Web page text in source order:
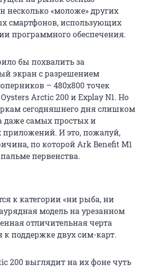
несколько «моложе» других
смартфонов, использующих
программного обеспечения.
бы похвалить за
экран с разрешением
– 480х800 точек
Arctic 200 и Explay N1. Но
сегодняшнего дня слишком
даже самых простых и
И это, пожалуй,
по которой Ark Benefit M1
первенства.
к категории «ни рыба, ни
модель на урезанном
отличительная черта
к поддержке двух сим-карт.
200 выглядит на их фоне чуть